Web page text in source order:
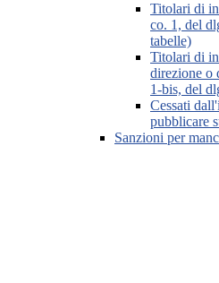
Titolari di
co. 1, del
tabelle)
Titolari di
direzione o
1-bis, del
Cessati
pubblicare
Sanzioni per